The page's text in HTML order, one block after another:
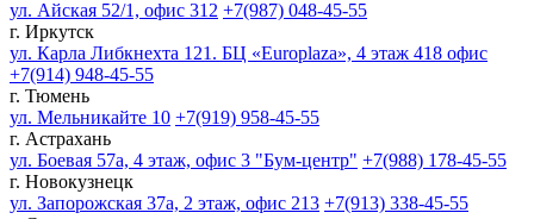
ул. Айская 52/1, офис 312 +7(987) 048-45-55
г. Иркутск
ул. Карла Либкнехта 121. БЦ «Europlaza», 4 этаж 418 офис
+7(914) 948-45-55
г. Тюмень
ул. Мельникайте 10 +7(919) 958-45-55
г. Астрахань
ул. Боевая 57а, 4 этаж, офис 3 "Бум-центр" +7(988) 178-45-55
г. Новокузнецк
ул. Запорожская 37а, 2 этаж, офис 213 +7(913) 338-45-55